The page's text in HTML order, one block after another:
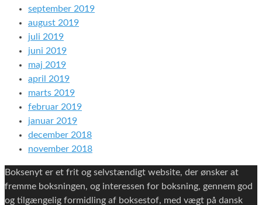
september 2019
august 2019
juli 2019
juni 2019
maj 2019
april 2019
marts 2019
februar 2019
januar 2019
december 2018
november 2018
Boksenyt er et frit og selvstændigt website, der ønsker at
fremme boksningen, og interessen for boksning, gennem god
og tilgængelig formidling af boksestof, med vægt på dansk